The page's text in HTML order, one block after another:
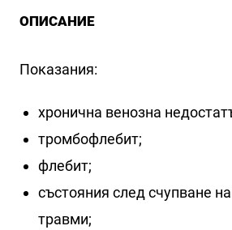
ОПИСАНИЕ
Показания:
хронична венозна
тромбофлебит;
флебит;
състояния след счупване
травми;